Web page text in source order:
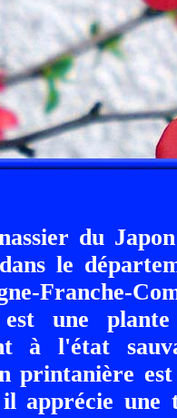
du
le
Franche-
est une
à l'état
printanière
apprécie une